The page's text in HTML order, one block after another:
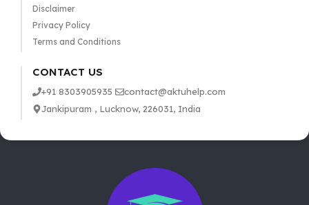
Disclaimer
Privacy Policy
Terms and Conditions
CONTACT US
+91 8303905935
contact@aktuhelp.com
Jankipuram , Lucknow, 226031, India